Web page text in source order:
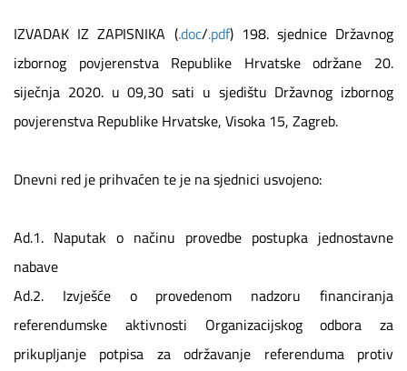
IZVADAK IZ ZAPISNIKA (.doc/.pdf) 198. sjednice Državnog
izbornog povjerenstva Republike Hrvatske održane 20.
siječnja 2020. u 09,30 sati u sjedištu Državnog izbornog
povjerenstva Republike Hrvatske, Visoka 15, Zagreb.
Dnevni red je prihvaćen te je na sjednici usvojeno:
Ad.1. Naputak o načinu provedbe postupka jednostavne
nabave
Ad.2. Izvješće o provedenom nadzoru financiranja
referendumske aktivnosti Organizacijskog odbora za
prikupljanje potpisa za održavanje referenduma protiv